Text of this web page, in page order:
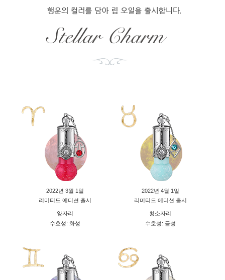
2022년 3월 1일
리미티드 에디션 출시
양자리
수호성: 화성
2022년 4월 1일
리미티드 에디션 출시
황소자리
수호성: 금성